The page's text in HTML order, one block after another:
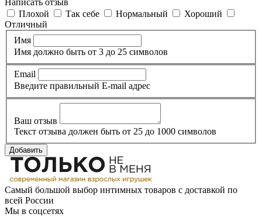
Написать отзыв
Плохой
Так себе Нормальный
Хороший
Отличный
Имя
Имя должно быть от 3 до 25 символов
Email
Введите правильный E-mail адрес
Ваш отзыв
Текст отзыва должен быть от 25 до 1000 символов
Добавить
Самый большой выбор интимных товаров с доставкой по
всей России
Мы в соцсетях